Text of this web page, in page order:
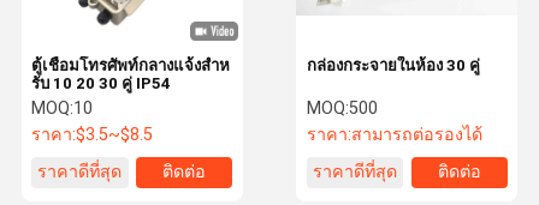
ตู้เชื่อมโทรศัพท์กลางแจ้งสําห
รับ 10 20 30 คู่ IP54
MOQ:10
ราคา:$3.5~$8.5
ราคาดีที่สุด
ติดต่อ
กล่องกระจายในห้อง 30 คู่
MOQ:500
ราคา:สามารถต่อรองได้
ราคาดีที่สุด
ติดต่อ